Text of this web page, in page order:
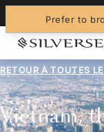
Prefer to
RETOUR À TOUTES
Vietnam,